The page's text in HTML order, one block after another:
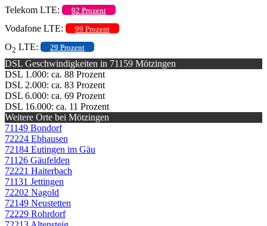
Telekom LTE:
92 Prozent
Vodafone LTE: 99 Prozent
O2 LTE: 29 Prozent
DSL Geschwindigkeiten in 71159 Mötzingen
DSL 1.000: ca. 88 Prozent
DSL 2.000: ca. 83 Prozent
DSL 6.000: ca. 69 Prozent
DSL 16.000: ca. 11 Prozent
Weitere Orte bei Mötzingen
71149 Bondorf
72224 Ebhausen
72184 Eutingen im Gäu
71126 Gäufelden
72221 Haiterbach
71131 Jettingen
72202 Nagold
72149 Neustetten
72229 Rohrdorf